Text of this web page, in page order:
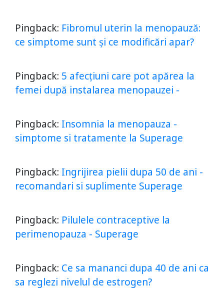
Pingback: Fibromul uterin la menopauză:
ce simptome sunt și ce modificări apar?
Pingback: 5 afecțiuni care pot apărea la
femei după instalarea menopauzei -
Pingback: Insomnia la menopauza -
simptome si tratamente la Superage
Pingback: Ingrijirea pielii dupa 50 de ani -
recomandari si suplimente Superage
Pingback: Pilulele contraceptive la
perimenopauza - Superage
Pingback: Ce sa mananci dupa 40 de ani ca
sa reglezi nivelul de estrogen?